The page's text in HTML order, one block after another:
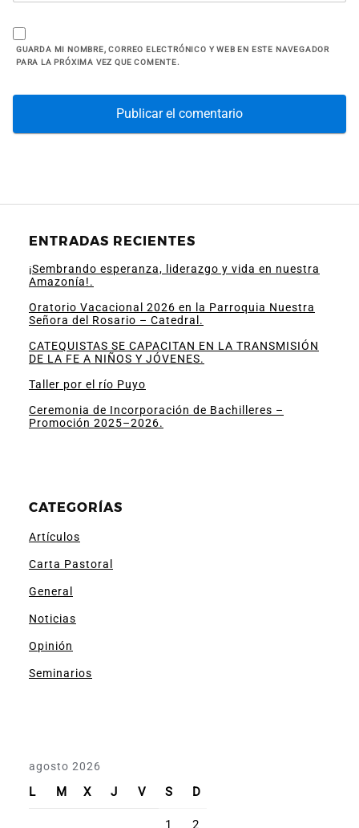
GUARDA MI NOMBRE, CORREO ELECTRÓNICO Y WEB EN ESTE NAVEGADOR
PARA LA PRÓXIMA VEZ QUE COMENTE.
ENTRADAS RECIENTES
¡Sembrando esperanza, liderazgo y vida en nuestra
Amazonía!.
Oratorio Vacacional 2026 en la Parroquia Nuestra
Señora del Rosario – Catedral.
CATEQUISTAS SE CAPACITAN EN LA TRANSMISIÓN
DE LA FE A NIÑOS Y JÓVENES.
Taller por el río Puyo
Ceremonia de Incorporación de Bachilleres –
Promoción 2025–2026.
CATEGORÍAS
Artículos
Carta Pastoral
General
Noticias
Opinión
Seminarios
agosto 2026
L M X J V S D
1 2